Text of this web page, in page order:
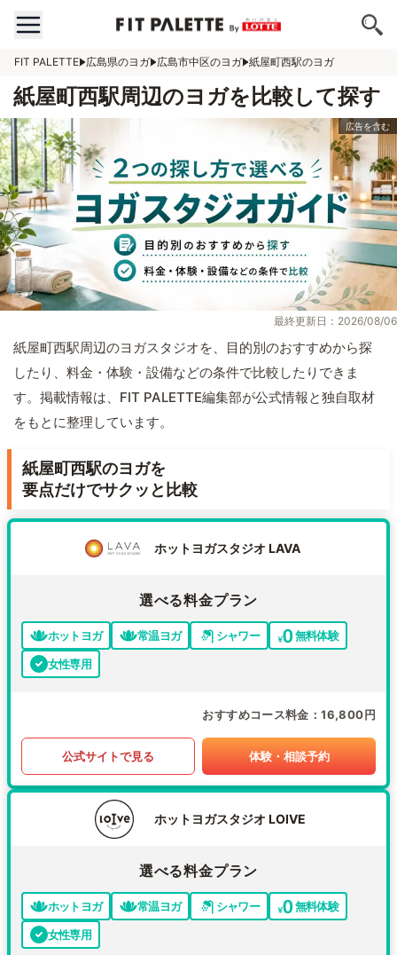
FIT PALETTE 広島県のヨガ 広島市中区のヨガ 紙屋町西駅のヨガ
紙屋町西駅周辺のヨガを比較して探す
最終更新日：2026/08/06
紙屋町西駅周辺のヨガスタジオを、目的別のおすすめから探
したり、料金・体験・設備などの条件で比較したりできま
す。掲載情報は、FIT PALETTE編集部が公式情報と独自取材
をもとに整理しています。
紙屋町西駅のヨガを
要点だけでサクッと比較
ホットヨガスタジオ LAVA
選べる料金プラン
ホットヨガ 常温ヨガ シャワー
無料体験
女性専用
おすすめコース料金 16,800円
公式サイトで見る 体験・相談予約
ホットヨガスタジオ LOIVE
選べる料金プラン
ホットヨガ 常温ヨガ シャワー
無料体験
女性専用